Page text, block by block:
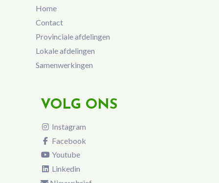
Home
Contact
Provinciale afdelingen
Lokale afdelingen
Samenwerkingen
VOLG ONS
Instagram
Facebook
Youtube
Linkedin